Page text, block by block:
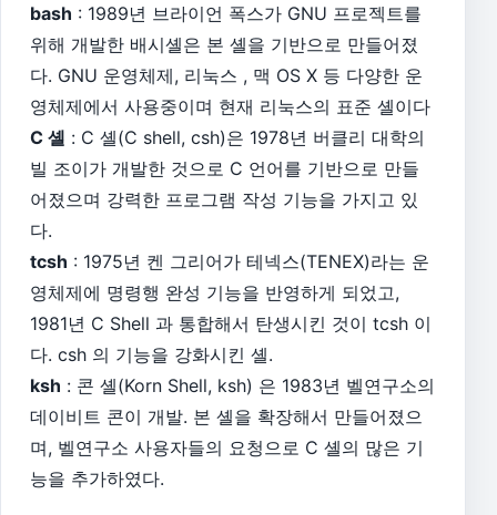
bash : 1989년 브라이언 폭스가 GNU 프로젝트를
위해 개발한 배시셸은 본 셸을 기반으로 만들어졌
다. GNU 운영체제, 리눅스 , 맥 OS X 등 다양한 운
영체제에서 사용중이며 현재 리눅스의 표준 셸이다
C 셸 : C 셸(C shell, csh)은 1978년 버클리 대학의
빌 조이가 개발한 것으로 C 언어를 기반으로 만들
어졌으며 강력한 프로그램 작성 기능을 가지고 있
다.
tcsh : 1975년 켄 그리어가 테넥스(TENEX)라는 운
영체제에 명령행 완성 기능을 반영하게 되었고,
1981년 C Shell 과 통합해서 탄생시킨 것이 tcsh 이
다. csh 의 기능을 강화시킨 셸.
ksh : 콘 셸(Korn Shell, ksh) 은 1983년 벨연구소의
데이비트 콘이 개발. 본 셸을 확장해서 만들어졌으
며, 벨연구소 사용자들의 요청으로 C 셸의 많은 기
능을 추가하였다.